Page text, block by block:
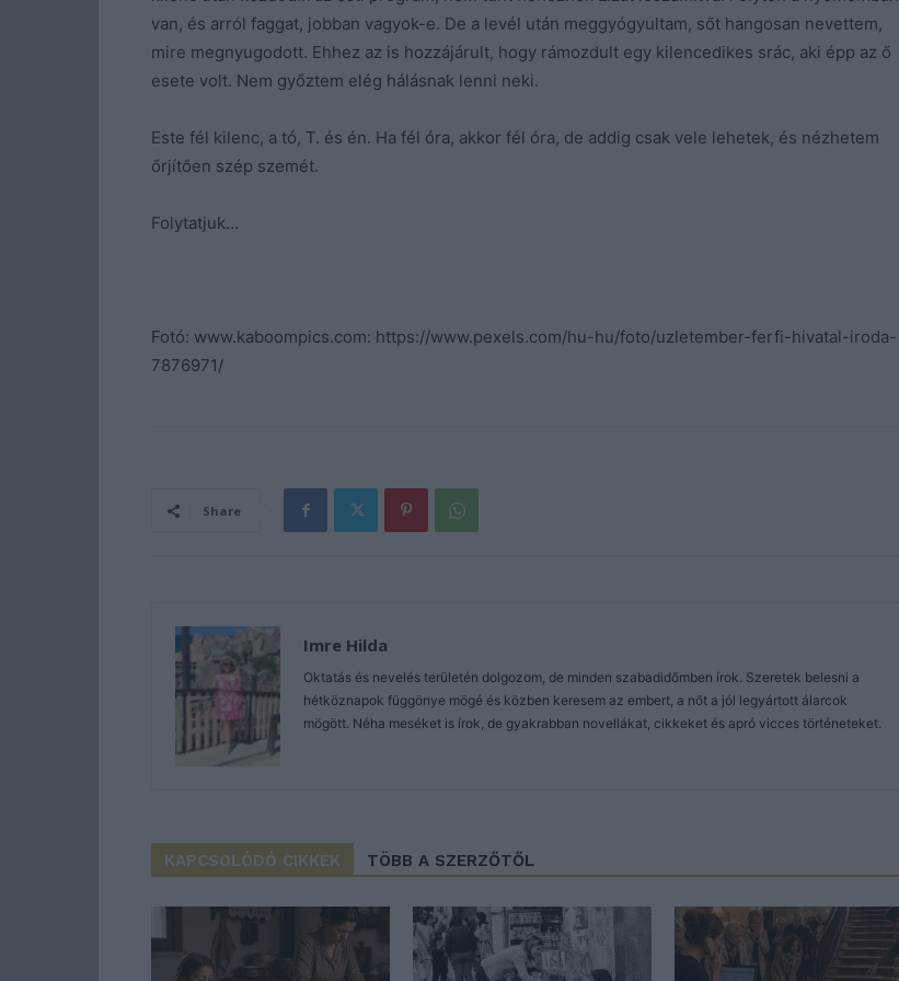
van, és arról faggat, jobban vagyok-e. De a levél után meggyógyultam, sőt hangosan nevettem,
mire megnyugodott. Ehhez az is hozzájárult, hogy rámozdult egy kilencedikes srác, aki épp az ő
esete volt. Nem győztem elég hálásnak lenni neki.
Este fél kilenc, a tó, T. és én. Ha fél óra, akkor fél óra, de addig csak vele lehetek, és nézhetem
őrjítően szép szemét.
Folytatjuk…
Fotó: www.kaboompics.com: https://www.pexels.com/hu-hu/foto/uzletember-ferfi-hivatal-iroda-
7876971/
Share
Imre Hilda
Oktatás és nevelés területén dolgozom, de minden szabadidőmben írok. Szeretek belesni a
hétköznapok függönye mögé és közben keresem az embert, a nőt a jól legyártott álarcok
mögött. Néha meséket is írok, de gyakrabban novellákat, cikkeket és apró vicces történeteket.
KAPCSOLÓDÓ CIKKEK TÖBB A SZERZŐTŐL